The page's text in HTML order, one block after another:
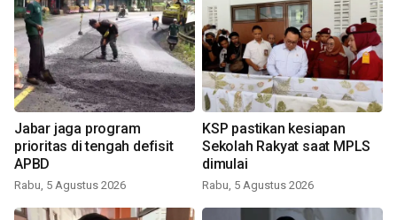
Jabar jaga program
prioritas di tengah defisit
APBD
Rabu, 5 Agustus 2026
KSP pastikan kesiapan
Sekolah Rakyat saat MPLS
dimulai
Rabu, 5 Agustus 2026